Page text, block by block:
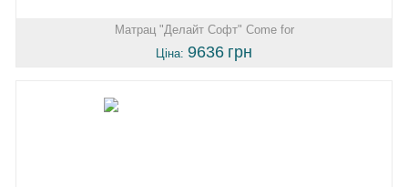
Матрац "Делайт Софт" Come for
Ціна: 9636 грн